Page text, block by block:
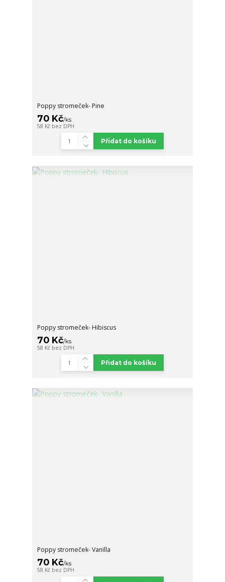
Poppy stromeček- Pine
70 Kč/ks
58 Kč bez DPH
Přidat do košíku
Poppy stromeček- Hibiscus
70 Kč/ks
58 Kč bez DPH
Přidat do košíku
Poppy stromeček- Vanilla
70 Kč/ks
58 Kč bez DPH